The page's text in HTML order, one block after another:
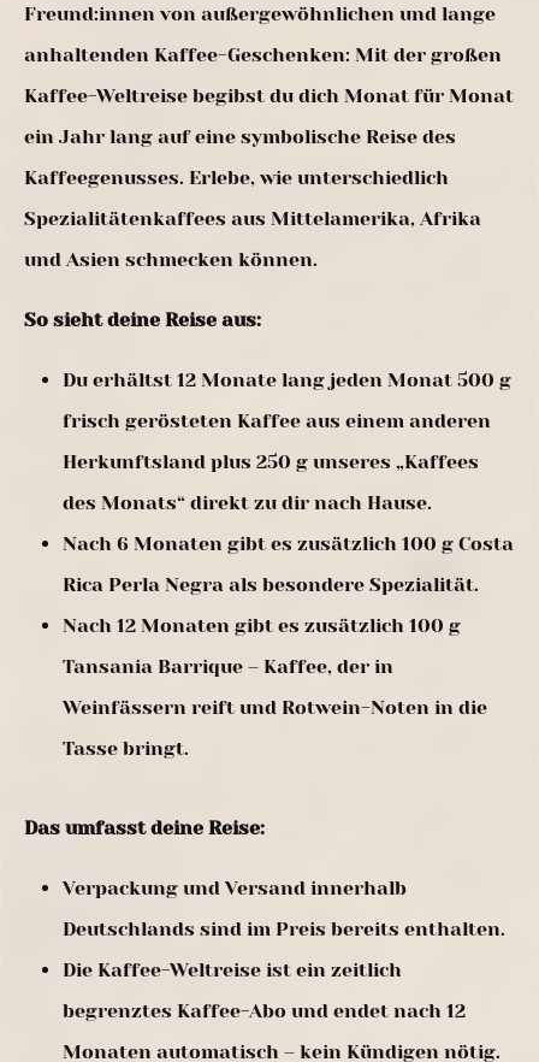
Freund:innen von außergewöhnlichen und lange
anhaltenden Kaffee-Geschenken: Mit der großen
Kaffee-Weltreise begibst du dich Monat für Monat
ein Jahr lang auf eine symbolische Reise des
Kaffeegenusses. Erlebe, wie unterschiedlich
Spezialitätenkaffees aus Mittelamerika, Afrika
und Asien schmecken können.
So sieht deine Reise aus:
Du erhältst 12 Monate lang jeden Monat 500 g
frisch gerösteten Kaffee aus einem anderen
Herkunftsland plus 250 g unseres „Kaffees
des Monats“ direkt zu dir nach Hause.
Nach 6 Monaten gibt es zusätzlich 100 g Costa
Rica Perla Negra als besondere Spezialität.
Nach 12 Monaten gibt es zusätzlich 100 g
Tansania Barrique – Kaffee, der in
Weinfässern reift und Rotwein-Noten in die
Tasse bringt.
Das umfasst deine Reise:
Verpackung und Versand innerhalb
Deutschlands sind im Preis bereits enthalten.
Die Kaffee-Weltreise ist ein zeitlich
begrenztes Kaffee-Abo und endet nach 12
Monaten automatisch – kein Kündigen nötig.